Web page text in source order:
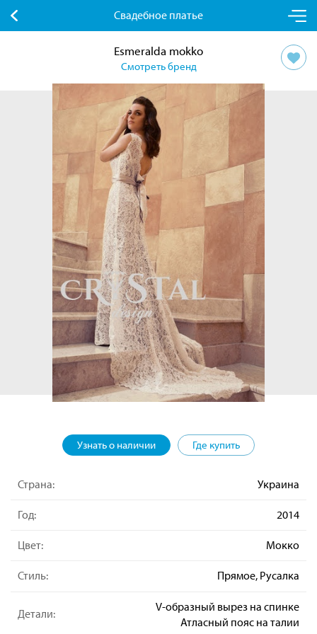
Свадебное платье
Esmeralda mokko
Смотреть бренд
Узнать о наличии Где купить
Страна: Украина
Год: 2014
Цвет: Мокко
Стиль: Прямое, Русалка
Детали:
V-образный вырез на спинке
Атласный пояс на талии